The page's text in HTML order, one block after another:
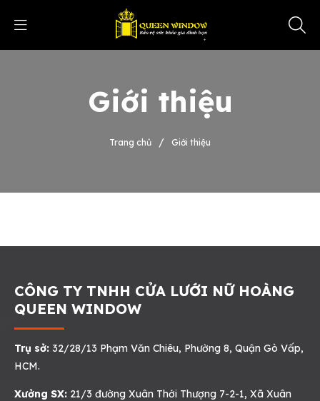
Giới thiệu
Trang chủ / Giới thiệu
CÔNG TY TNHH CỬA LƯỚI NỮ HOÀNG
QUEEN WINDOW
Trụ sở: 32/28/13 Phạm Văn Chiêu, Phường 8, Quận Gò Vấp,
HCM.
Xưởng SX: 21/3 đường Xuân Thới Thượng 7-2-1, Xã Xuân